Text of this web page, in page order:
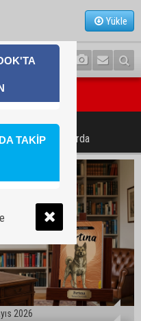
Yükle
diyerek tehdit etmişti:
25 Mayıs’ta raflarda
2026
TAKİP